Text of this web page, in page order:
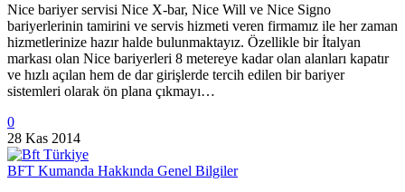
Nice bariyer servisi Nice X-bar, Nice Will ve Nice Signo
bariyerlerinin tamirini ve servis hizmeti veren firmamız ile her zaman
hizmetlerinize hazır halde bulunmaktayız. Özellikle bir İtalyan
markası olan Nice bariyerleri 8 metereye kadar olan alanları kapatır
ve hızlı açılan hem de dar girişlerde tercih edilen bir bariyer
sistemleri olarak ön plana çıkmayı…
0
28 Kas 2014
BFT Kumanda Hakkında Genel Bilgiler